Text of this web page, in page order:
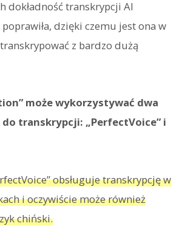
dokładność transkrypcji AI
dzięki czemu jest ona w
z bardzo dużą
może wykorzystywać dwa
transkrypcji: „PerfectVoice” i
obsługuje transkrypcję w
i oczywiście może również
chiński.